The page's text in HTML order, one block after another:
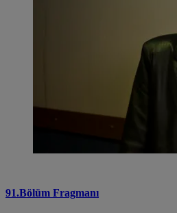
91.Bölüm Fragmanı